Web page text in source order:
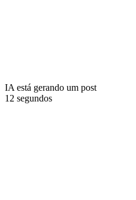
IA está gerando um post
12 segundos